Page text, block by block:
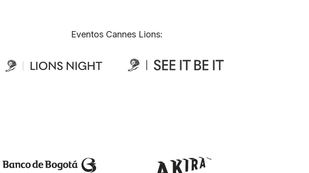
Eventos Cannes Lions: